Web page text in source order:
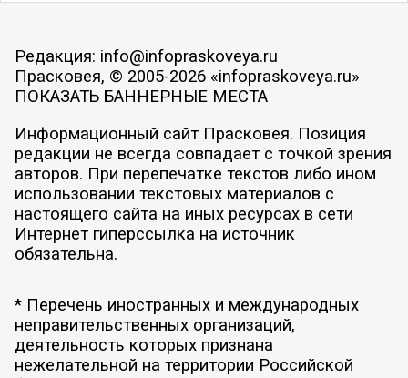
Редакция: info@infopraskoveya.ru
Прасковея, © 2005-2026 «infopraskoveya.ru»
ПОКАЗАТЬ БАННЕРНЫЕ МЕСТА
Информационный сайт Прасковея. Позиция
редакции не всегда совпадает с точкой зрения
авторов. При перепечатке текстов либо ином
использовании текстовых материалов с
настоящего сайта на иных ресурсах в сети
Интернет гиперссылка на источник
обязательна.
* Перечень иностранных и международных
неправительственных организаций,
деятельность которых признана
нежелательной на территории Российской